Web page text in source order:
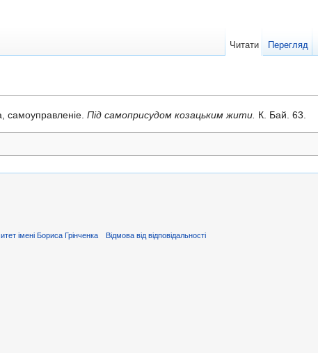
самоуправленіе. Під самоприсудом козацьким жити. К. Бай. 63.
Читати Перегляд
імені Бориса Грінченка Відмова від відповідальності